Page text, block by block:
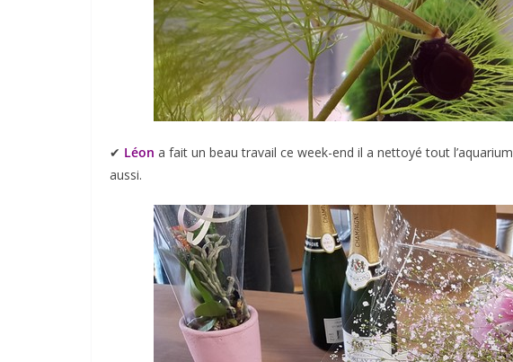
✔︎ Léon a fait un beau travail ce week-end il a nettoyé tout l’aquarium
aussi.